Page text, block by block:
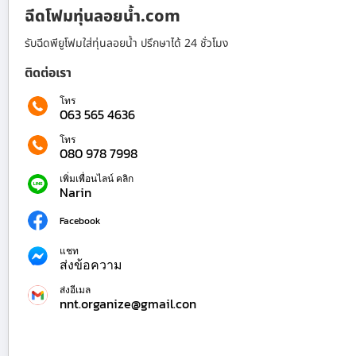
ฉีดโฟมทุ่นลอยน้ำ.com
รับฉีดพียูโฟมใส่ทุ่นลอยน้ำ ปรึกษาได้ 24 ชั่วโมง
ติดต่อเรา
โทร
063 565 4636
โทร
080 978 7998
เพิ่มเพื่อนไลน์ คลิก
Narin
Facebook
แชท
ส่งข้อความ
ส่งอีเมล
nnt.organize@gmail.con